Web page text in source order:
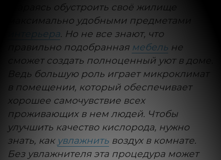
стараясь обустроить своё жилище
максимально удобными предметами
интерьера. Но не все знают, что
правильно подобранная мебель не
сможет создать полноценный уют в доме.
Ведь большую роль играет микроклимат
в помещении, который обеспечивает
хорошее самочувствие всех
проживающих в нем людей. Чтобы
улучшить качество кислорода, нужно
знать, как увлажнить воздух в комнате.
Без увлажнителя эта процедура может